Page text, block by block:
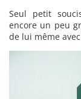
Seul petit
encore un peu
de lui même